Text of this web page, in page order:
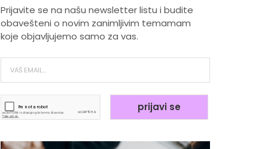
Prijavite se na našu newsletter listu i budite
obavešteni o novim zanimljivim temamam
koje objavljujemo samo za vas.